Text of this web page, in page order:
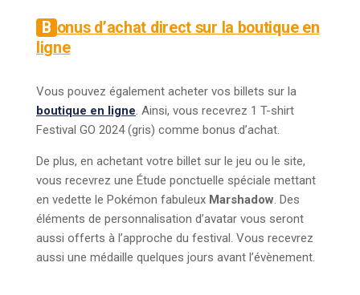
Bonus d’achat direct sur la boutique en
ligne
Vous pouvez également acheter vos billets sur la
boutique en ligne. Ainsi, vous recevrez 1 T-shirt
Festival GO 2024 (gris) comme bonus d’achat.
De plus, en achetant votre billet sur le jeu ou le site,
vous recevrez une Étude ponctuelle spéciale mettant
en vedette le Pokémon fabuleux Marshadow. Des
éléments de personnalisation d’avatar vous seront
aussi offerts à l’approche du festival. Vous recevrez
aussi une médaille quelques jours avant l’évènement.